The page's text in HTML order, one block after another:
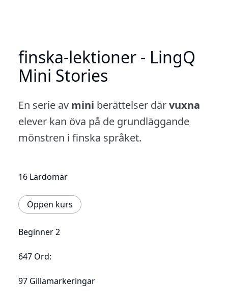
finska-lektioner - LingQ
Mini Stories
En serie av mini berättelser därvuxna
elever kan öva på de grundläggande
mönstren i finska språket.
16 Lärdomar
Öppen kurs
Beginner 2
647 Ord:
97 Gillamarkeringar